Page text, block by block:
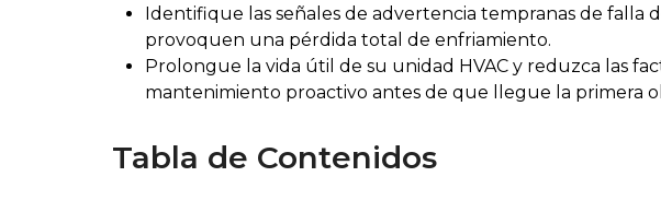
Identifique las señales de advertencia tempranas de falla
provoquen una pérdida total de enfriamiento.
Prolongue la vida útil de su unidad HVAC y reduzca las
mantenimiento proactivo antes de que llegue la primera
Tabla de Contenidos